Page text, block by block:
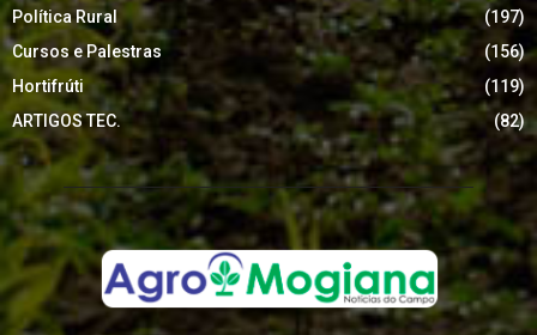
Política Rural
(197)
Cursos e Palestras
(156)
Hortifrúti
(119)
ARTIGOS TEC.
(82)